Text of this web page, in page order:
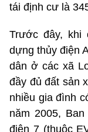
tái định cư là
Trước đây, khi
dựng thủy điện
dân ở các xã
đầy đủ đất sản
nhiều gia đình
năm 2005,
điện 7 (thuộc